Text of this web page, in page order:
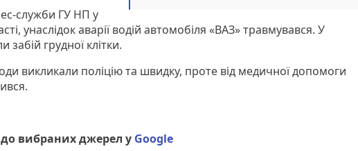
служби ГУ НП у
унаслідок аварії водій автомобіля «ВАЗ» травмувався. У
забій грудної клітки.
викликали поліцію та швидку, проте від медичної допомоги
вибраних джерел у Google